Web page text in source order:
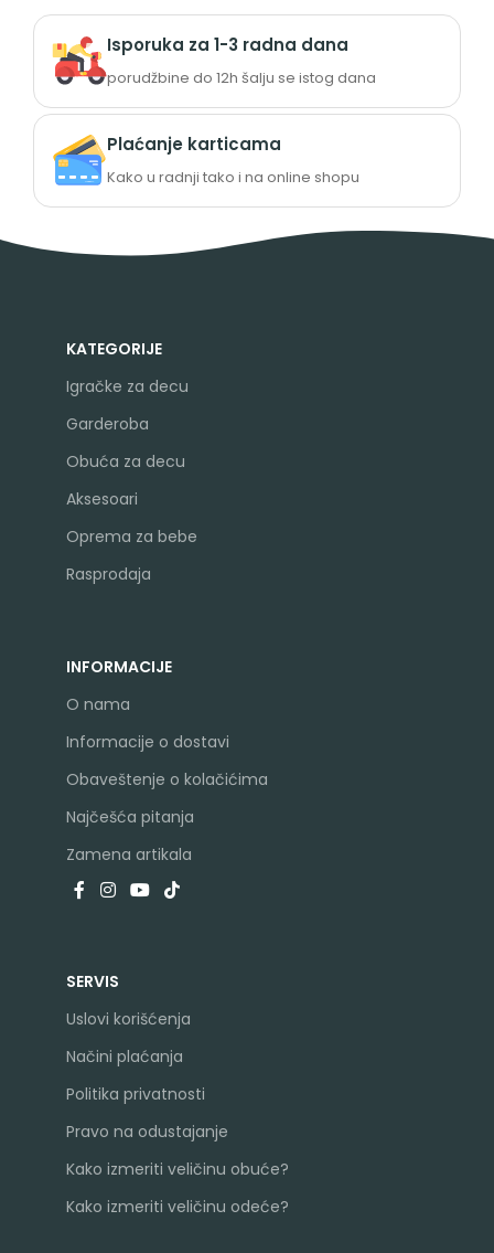
Isporuka za 1-3 radna dana
porudžbine do 12h šalju se istog dana
Plaćanje karticama
Kako u radnji tako i na online shopu
KATEGORIJE
Igračke za decu
Garderoba
Obuća za decu
Aksesoari
Oprema za bebe
Rasprodaja
INFORMACIJE
O nama
Informacije o dostavi
Obaveštenje o kolačićima
Najčešća pitanja
Zamena artikala
SERVIS
Uslovi korišćenja
Načini plaćanja
Politika privatnosti
Pravo na odustajanje
Kako izmeriti veličinu obuće?
Kako izmeriti veličinu odeće?